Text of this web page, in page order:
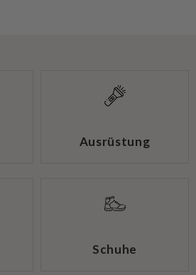
Ausrüstung
Schuhe